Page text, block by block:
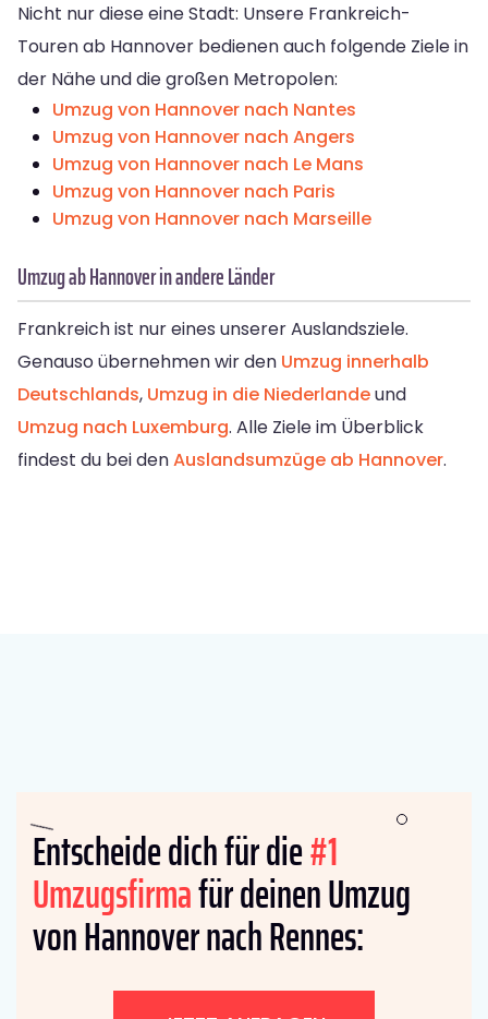
Nicht nur diese eine Stadt: Unsere Frankreich-
Touren ab Hannover bedienen auch folgende Ziele in
der Nähe und die großen Metropolen:
Umzug von Hannover nach Nantes
Umzug von Hannover nach Angers
Umzug von Hannover nach Le Mans
Umzug von Hannover nach Paris
Umzug von Hannover nach Marseille
Umzug ab Hannover in andere Länder
Frankreich ist nur eines unserer Auslandsziele.
Genauso übernehmen wir den Umzug innerhalb
Deutschlands, Umzug in die Niederlandeund
Umzug nach Luxemburg. Alle Ziele im Überblick
findest du bei denAuslandsumzüge ab Hannover.
Entscheide dich für die#1
Umzugsfirmafür deinen Umzug
von Hannover nach Rennes: